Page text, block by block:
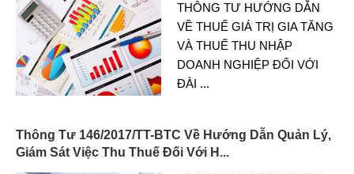
THÔNG TƯ HƯỚNG DẪN
VỀ THUẾ GIÁ TRỊ GIA TĂNG
VÀ THUẾ THU NHẬP
DOANH NGHIỆP ĐỐI VỚI
ĐÀI ...
Thông Tư 146/2017/TT-BTC Về Hướng Dẫn Quản Lý,
Giám Sát Việc Thu Thuế Đối Với H...